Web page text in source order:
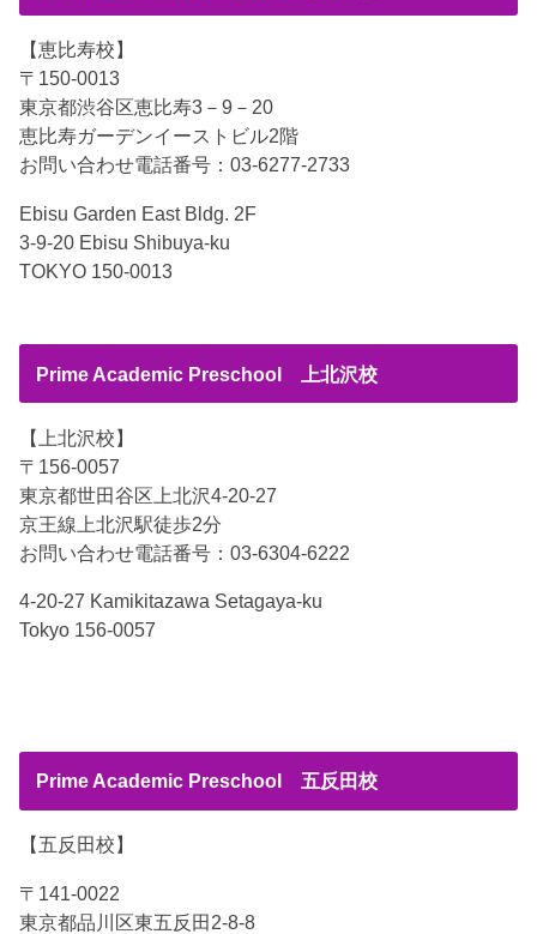
【恵比寿校】
〒150-0013
東京都渋谷区恵比寿3－9－20
恵比寿ガーデンイーストビル2階
お問い合わせ電話番号：03-6277-2733
Ebisu Garden East Bldg. 2F
3-9-20 Ebisu Shibuya-ku
TOKYO 150-0013
Prime Academic Preschool 上北沢校
【上北沢校】
〒156-0057
東京都世田谷区上北沢4-20-27
京王線上北沢駅徒歩2分
お問い合わせ電話番号：03-6304-6222
4-20-27 Kamikitazawa Setagaya-ku
Tokyo 156-0057
Prime Academic Preschool 五反田校
【五反田校】
〒141-0022
東京都品川区東五反田2-8-8